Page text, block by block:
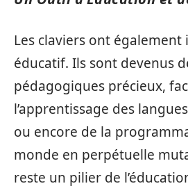
Les claviers ont
éducatif. Ils sont devenus
pédagogiques précieux,
l’apprentissage des
ou encore de la
monde en perpétuelle
reste un pilier de